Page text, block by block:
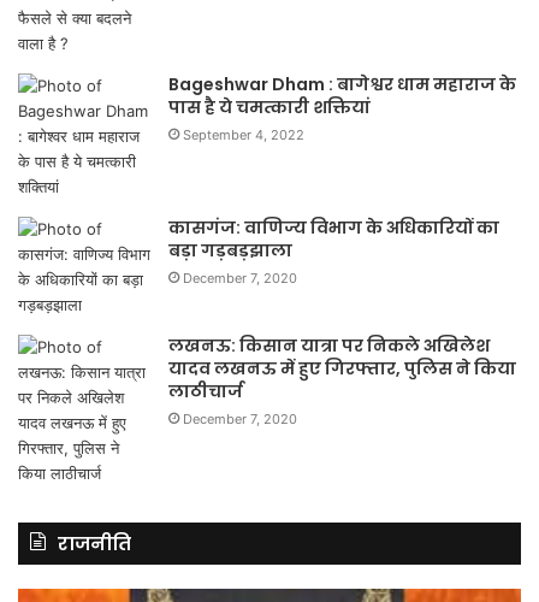
Bageshwar Dham : बागेश्वर धाम महाराज के
पास है ये चमत्कारी शक्तियां
September 4, 2022
कासगंज: वाणिज्य विभाग के अधिकारियों का
बड़ा गड़बड़झाला
December 7, 2020
लखनऊ: किसान यात्रा पर निकले अखिलेश
यादव लखनऊ में हुए गिरफ्तार, पुलिस ने किया
लाठीचार्ज
December 7, 2020
राजनीति